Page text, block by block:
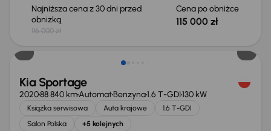
Najniższa cena z 30 dni przed
obniżką
116 000 zł
Cena po obniżce
115 000 zł
Kia Sportage
202088 840 kmAutomatBenzyna1.6 T-GDI130 kW
Książka serwisowa Auta krajowe
1.6 T-GDI
Salon Polska
+5 kolejnych